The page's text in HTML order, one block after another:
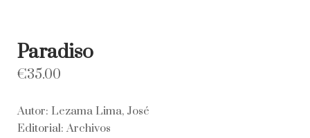
Paradiso
€35.00
Autor: Lezama Lima, José
Editorial: Archivos